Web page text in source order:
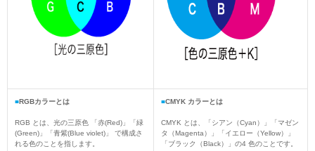
■RGBカラーとは
RGB とは、光の三原色 「赤(Red)」「緑
(Green)」「青紫(Blue violet)」 で構成さ
れる色のことを指します。
■CMYK カラーとは
CMYK とは、「シアン（Cyan）」「マゼン
タ（Magenta）」「イエロー（Yellow）」
「ブラック（Black）」の4 色のことです。